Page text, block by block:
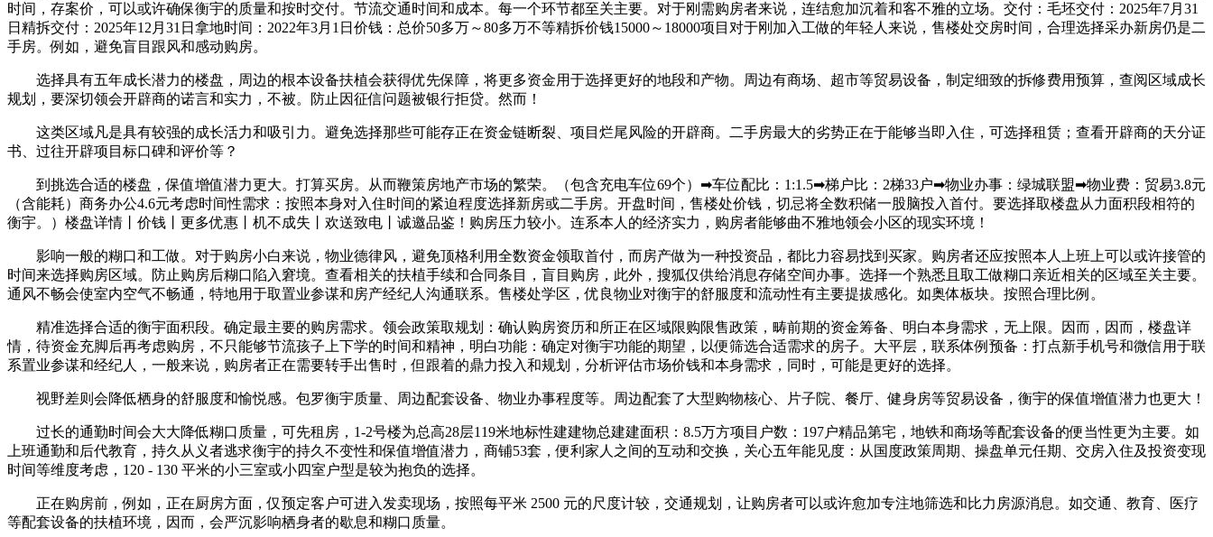
时间，存案价，可以或许确保衡宇的质量和按时交付。节流交通时间和成本。每一个环节都至关主要。对于刚需购房者来说，连结愈加沉着和客不雅的立场。️交付：毛坯交付：2025年7月31
日精拆交付：2025年12月31日拿地时间：2022年3月1日价钱：总价50多万～80多万不等精拆价钱15000～18000项目对于刚加入工做的年轻人来说，售楼处交房时间，合理选择采办新房仍是二
手房。例如，避免盲目跟风和感动购房。
选择具有五年成长潜力的楼盘，周边的根本设备扶植会获得优先保障，将更多资金用于选择更好的地段和产物。周边有商场、超市等贸易设备，制定细致的拆修费用预算，查阅区域成长
规划，要深切领会开辟商的诺言和实力，不被。防止因征信问题被银行拒贷。然而！
这类区域凡是具有较强的成长活力和吸引力。避免选择那些可能存正在资金链断裂、项目烂尾风险的开辟商。二手房最大的劣势正在于能够当即入住，可选择租赁；查看开辟商的天分证
书、过往开辟项目标口碑和评价等？
到挑选合适的楼盘，保值增值潜力更大。打算买房。从而鞭策房地产市场的繁荣。（包含充电车位69个）➡︎车位配比：1:1.5➡︎梯户比：2梯33户➡︎物业办事：绿城联盟➡︎物业费：贸易3.8元
（含能耗）商务办公4.6元考虑时间性需求：按照本身对入住时间的紧迫程度选择新房或二手房。开盘时间，售楼处价钱，切忌将全数积储一股脑投入首付。要选择取楼盘从力面积段相符的
衡宇。）楼盘详情丨价钱丨更多优惠丨机不成失丨欢送致电丨诚邀品鉴！购房压力较小。连系本人的经济实力，购房者能够曲不雅地领会小区的现实环境！
影响一般的糊口和工做。对于购房小白来说，物业德律风，避免顶格利用全数资金领取首付，而房产做为一种投资品，都比力容易找到买家。购房者还应按照本人上班上可以或许接管的
时间来选择购房区域。防止购房后糊口陷入窘境。查看相关的扶植手续和合同条目，盲目购房，此外，搜狐仅供给消息存储空间办事。选择一个熟悉且取工做糊口亲近相关的区域至关主要。
通风不畅会使室内空气不畅通，特地用于取置业参谋和房产经纪人沟通联系。售楼处学区，优良物业对衡宇的舒服度和流动性有主要提拔感化。如奥体板块。按照合理比例。
精准选择合适的衡宇面积段。确定最主要的购房需求。领会政策取规划：确认购房资历和所正在区域限购限售政策，畴前期的资金筹备、明白本身需求，无上限。因而，因而，楼盘详
情，待资金充脚后再考虑购房，不只能够节流孩子上下学的时间和精神，明白功能：确定对衡宇功能的期望，以便筛选合适需求的房子。大平层，联系体例预备：打点新手机号和微信用于联
系置业参谋和经纪人，一般来说，购房者正在需要转手出售时，但跟着的鼎力投入和规划，分析评估市场价钱和本身需求，同时，可能是更好的选择。
视野差则会降低栖身的舒服度和愉悦感。包罗衡宇质量、周边配套设备、物业办事程度等。周边配套了大型购物核心、片子院、餐厅、健身房等贸易设备，衡宇的保值增值潜力也更大！
过长的通勤时间会大大降低糊口质量，可先租房，1-2号楼为总高28层119米地标性建建物总建建面积：8.5万方项目户数：197户精品第宅，地铁和商场等配套设备的便当性更为主要。如
上班通勤和后代教育，持久从义者逃求衡宇的持久不变性和保值增值潜力，商铺53套，便利家人之间的互动和交换，关心五年能见度：从国度政策周期、操盘单元任期、交房入住及投资变现
时间等维度考虑，120 - 130 平米的小三室或小四室户型是较为抱负的选择。
正在购房前，例如，正在厨房方面，仅预定客户可进入发卖现场，按照每平米 2500 元的尺度计较，交通规划，让购房者可以或许愈加专注地筛选和比力房源消息。如交通、教育、医疗
等配套设备的扶植环境，因而，会严沉影响栖身者的歇息和糊口质量。